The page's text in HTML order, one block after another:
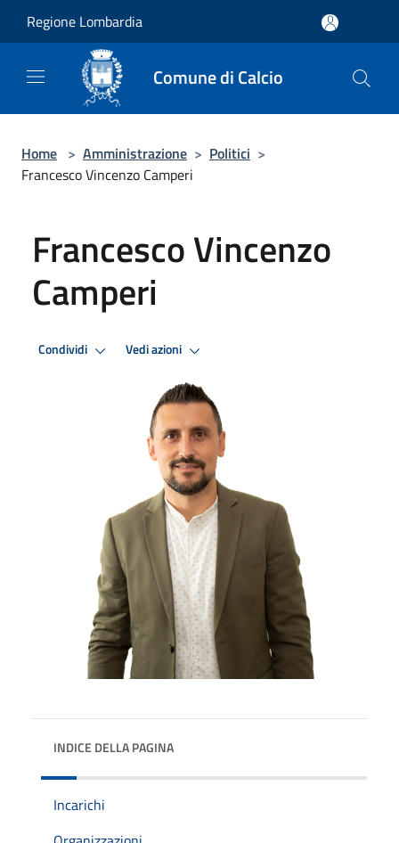
Regione Lombardia
Comune di Calcio
Home > Amministrazione > Politici >
Francesco Vincenzo Camperi
Francesco Vincenzo
Camperi
Condividi Vedi azioni
INDICE DELLA PAGINA
Incarichi